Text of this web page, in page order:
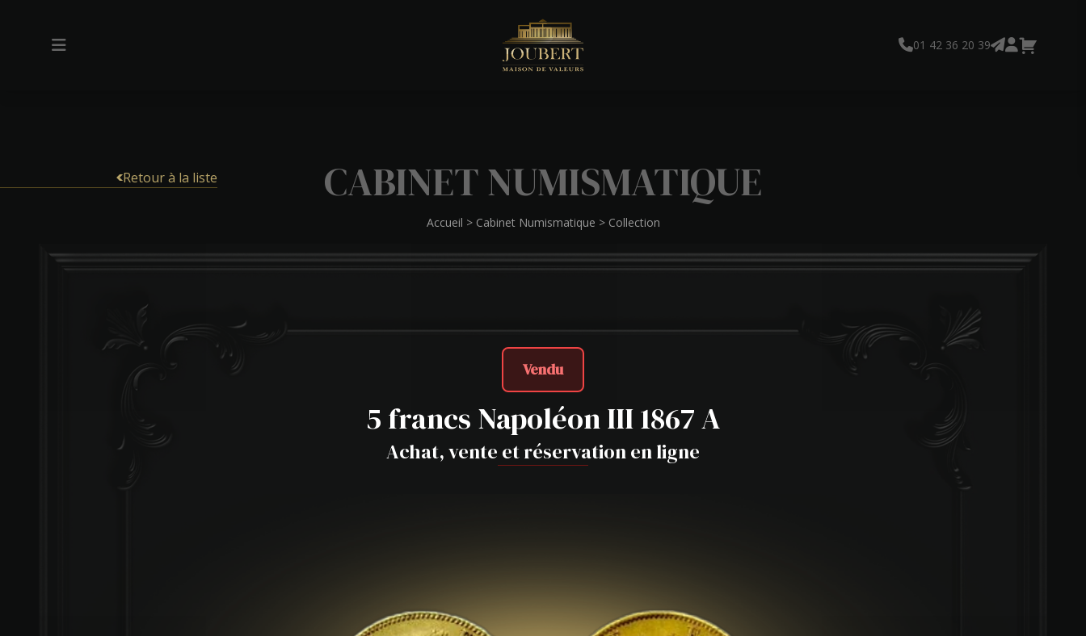
01 42 36 20 39
CABINET NUMISMATIQUE
Accueil > Cabinet Numismatique > Collection
Retour à la liste
5 francs Napoléon III 1867 A
Achat, vente et réservation en ligne
Vendu